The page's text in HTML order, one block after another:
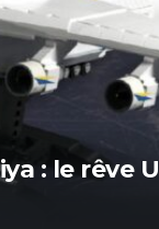
: le rêve